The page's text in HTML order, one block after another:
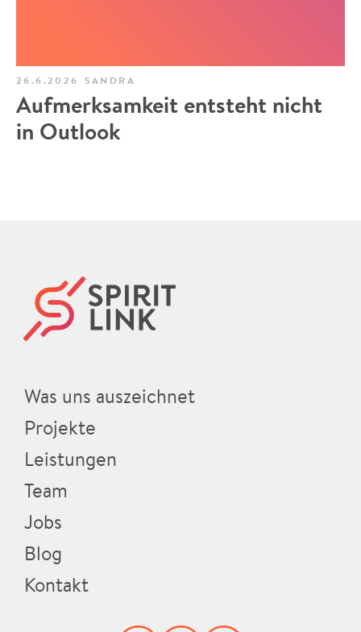
26.6.2026 SANDRA
Aufmerksamkeit entsteht nicht
in Outlook
Was uns auszeichnet
Projekte
Leistungen
Team
Jobs
Blog
Kontakt